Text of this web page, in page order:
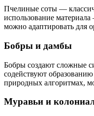
Пчелиные соты —
использование
можно адаптировать для
Бобры и дамбы
Бобры создают сложные
содействуют
природных алгоритмах,
Муравьи и